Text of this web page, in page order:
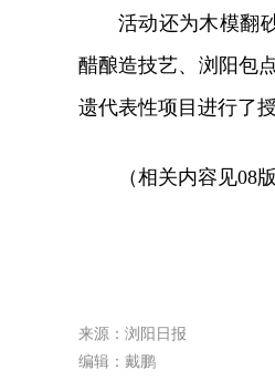
活动还为木模翻
醋酿造技艺、浏阳包
遗代表性项目进行了授
（相关内容见08版
来源：浏阳日报
编辑：戴鹏